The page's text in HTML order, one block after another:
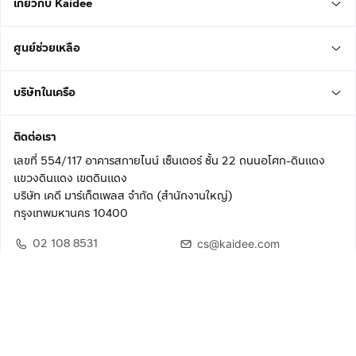
เกี่ยวกับ Kaidee
ศูนย์ช่วยเหลือ
บริษัทในเครือ
ติดต่อเรา
เลขที่ 554/117 อาคารสกายไนน์ เซ็นเตอร์ ชั้น 22 ถนนอโศก-ดินแดง
แขวงดินแดง เขตดินแดง
บริษัท เคดี มาร์เก็ตเพลส จำกัด (สำนักงานใหญ่)
กรุงเทพมหานคร 10400
02 108 8531
cs@kaidee.com